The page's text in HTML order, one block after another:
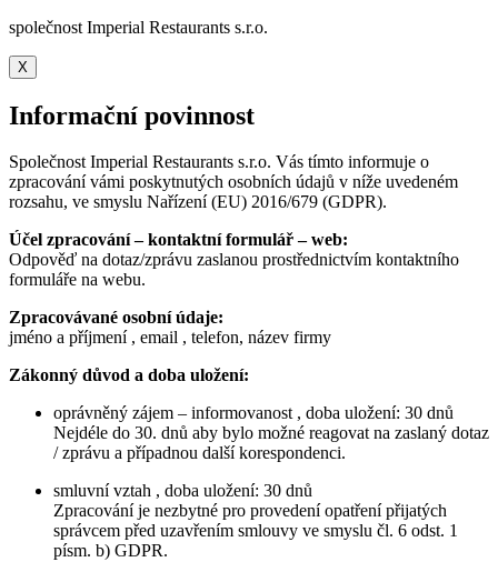
společnost Imperial Restaurants s.r.o.
X
Informační povinnost
Společnost Imperial Restaurants s.r.o. Vás tímto informuje o
zpracování vámi poskytnutých osobních údajů v níže uvedeném
rozsahu, ve smyslu Nařízení (EU) 2016/679 (GDPR).
Účel zpracování – kontaktní formulář – web:
Odpověď na dotaz/zprávu zaslanou prostřednictvím kontaktního
formuláře na webu.
Zpracovávané osobní údaje:
jméno a příjmení , email , telefon, název firmy
Zákonný důvod a doba uložení:
oprávněný zájem – informovanost , doba uložení: 30 dnů
Nejdéle do 30. dnů aby bylo možné reagovat na zaslaný dotaz
/ zprávu a případnou další korespondenci.
smluvní vztah , doba uložení: 30 dnů
Zpracování je nezbytné pro provedení opatření přijatých
správcem před uzavřením smlouvy ve smyslu čl. 6 odst. 1
písm. b) GDPR.